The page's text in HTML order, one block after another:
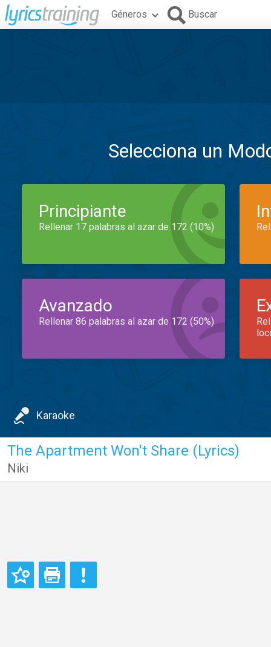
Géneros Buscar
Selecciona un
Principiante
Rellenar 17 palabras al azar de 172 (10%)
Avanzado
Rellenar 86 palabras al azar de 172 (50%)
Karaoke
The Apartment Won't Share (Lyrics)
Niki